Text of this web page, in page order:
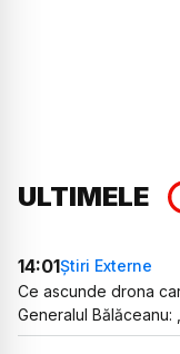
ULTIMELE
14:01Știri Externe
Ce ascunde drona
Generalul